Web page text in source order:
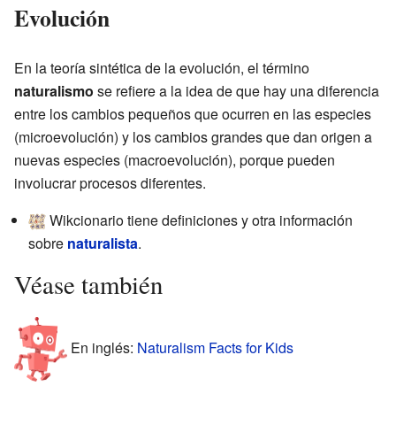
Evolución
En la teoría sintética de la evolución, el término
naturalismo se refiere a la idea de que hay una diferencia
entre los cambios pequeños que ocurren en las especies
(microevolución) y los cambios grandes que dan origen a
nuevas especies (macroevolución), porque pueden
involucrar procesos diferentes.
Wikcionario tiene definiciones y otra información
sobre naturalista.
Véase también
En inglés: Naturalism Facts for Kids